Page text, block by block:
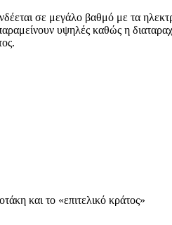
σε μεγάλο βαθμό με τα
υψηλές καθώς η